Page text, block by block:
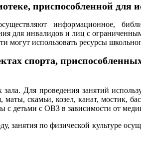
приспособленной
информационное,
для инвалидов и лиц с
могут использовать ресурсы
спорта,
Для проведения занятий
маты, скамьи, козел, канат, мостик,
с детьми с ОВЗ в зависимости от
занятия по физической культуре